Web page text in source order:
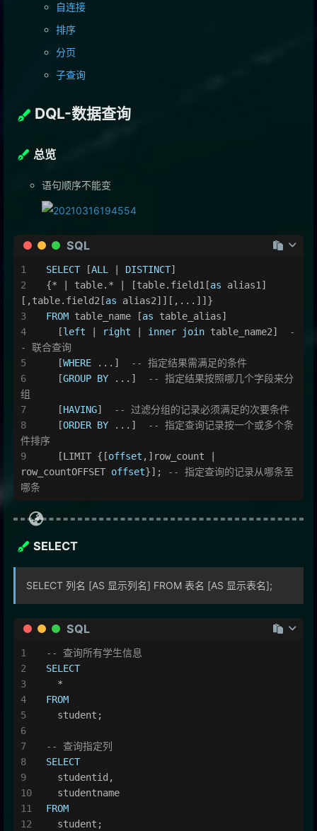
自连接
排序
分页
子查询
DQL-数据查询
总览
语句顺序不能变
SQL
SELECT [ALL DISTINCT]
{* table. * [table.field1[as alias1]
[,table.field2[as alias2]][,...]]}
FROM table_name [as table_alias]
  [
left right inner join table_name2]
-
- 联合查询
  [
WHERE ...]
-- 指定结果需满足的条件
  [
GROUP BY ...]
-- 指定结果按照哪几个字段来分
组
  [
HAVING]
-- 过滤分组的记录必须满足的次要条件
  [
ORDER BY ...]
-- 指定查询记录按一个或多个条
件排序
  [LIMIT {[
offset ,]row_count
row_countOFFSET offset}];
-- 指定查询的记录从哪条至
哪条
SELECT
SELECT 列名 [AS 显示列名] FROM 表名 [AS 显示表名];
SQL
-- 查询所有学生信息
SELECT
*
FROM
  student;
-- 查询指定列
SELECT
  studentid,
  studentname
FROM
  student;